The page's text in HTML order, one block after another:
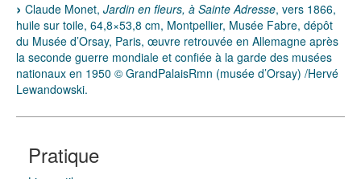
Claude Monet, Jardin en fleurs, à Sainte Adresse, vers 1866,
huile sur toile, 64,8×53,8 cm, Montpellier, Musée Fabre, dépôt
du Musée d’Orsay, Paris, œuvre retrouvée en Allemagne après
la seconde guerre mondiale et confiée à la garde des musées
nationaux en 1950 © GrandPalaisRmn (musée d’Orsay) /Hervé
Lewandowski.
Pratique